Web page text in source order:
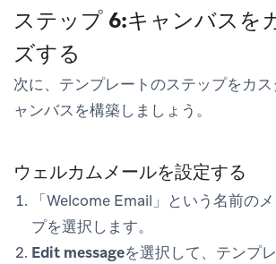
ステップ 6:キャンバスを
ズする
次に、テンプレートのステップをカ
ャンバスを構築しましょう。
ウェルカムメールを設定する
「Welcome Email」という名前の
プを選択します。
Edit messageを選択して、テンプ